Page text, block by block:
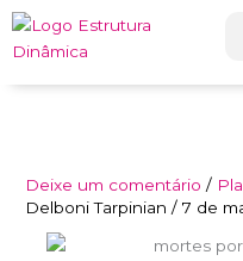
conteúdo
Deixe um comentário /
Delboni Tarpinian/7 de